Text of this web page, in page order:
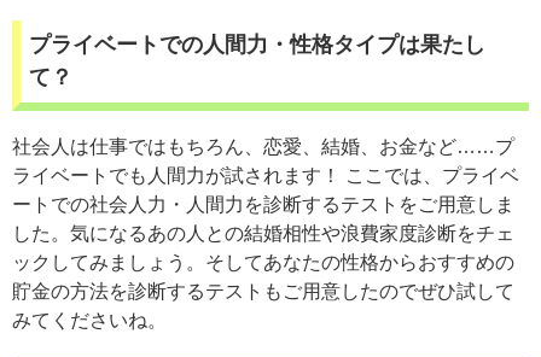
プライベートでの人間力・性格タイプは果たし
て？
社会人は仕事ではもちろん、恋愛、結婚、お金など……プ
ライベートでも人間力が試されます！ ここでは、プライベ
ートでの社会人力・人間力を診断するテストをご用意しま
した。気になるあの人との結婚相性や浪費家度診断をチェ
ックしてみましょう。そしてあなたの性格からおすすめの
貯金の方法を診断するテストもご用意したのでぜひ試して
みてくださいね。